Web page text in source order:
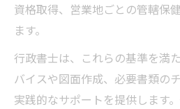
資格取得、営業地ごとの管轄保
ます。
行政書士は、これらの基準を満
バイスや図面作成、必要書類の
実践的なサポートを提供します